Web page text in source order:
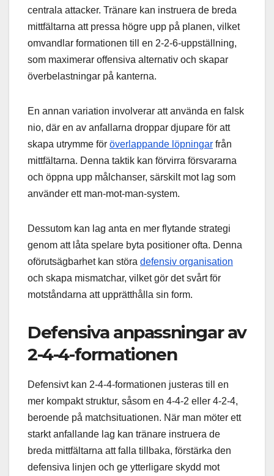
centrala attacker. Tränare kan instruera de breda
mittfältarna att pressa högre upp på planen, vilket
omvandlar formationen till en 2-2-6-uppställning,
som maximerar offensiva alternativ och skapar
överbelastningar på kanterna.
En annan variation involverar att använda en falsk
nio, där en av anfallarna droppar djupare för att
skapa utrymme för överlappande löpningar från
mittfältarna. Denna taktik kan förvirra försvararna
och öppna upp målchanser, särskilt mot lag som
använder ett man-mot-man-system.
Dessutom kan lag anta en mer flytande strategi
genom att låta spelare byta positioner ofta. Denna
oförutsägbarhet kan störa defensiv organisation
och skapa mismatchar, vilket gör det svårt för
motståndarna att upprätthålla sin form.
Defensiva anpassningar av
2-4-4-formationen
Defensivt kan 2-4-4-formationen justeras till en
mer kompakt struktur, såsom en 4-4-2 eller 4-2-4,
beroende på matchsituationen. När man möter ett
starkt anfallande lag kan tränare instruera de
breda mittfältarna att falla tillbaka, förstärka den
defensiva linjen och ge ytterligare skydd mot